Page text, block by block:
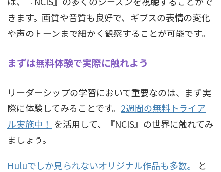
きます。画質や音質も良好で、ギブスの表情の変化
や声のトーンまで細かく観察することが可能です。
まずは無料体験で実際に触れよう
リーダーシップの学習において重要なのは、まず実
際に体験してみることです。 2週間の無料トライア
ル実施中！ を活用して、『NCIS』の世界に触れてみ
ましょう。
Huluでしか見られないオリジナル作品も多数。
と